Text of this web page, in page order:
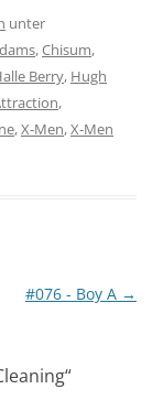
unter
,Chisum,
Berry, Hugh
,
,X-Men,X-Men
#076 - Boy A →
“